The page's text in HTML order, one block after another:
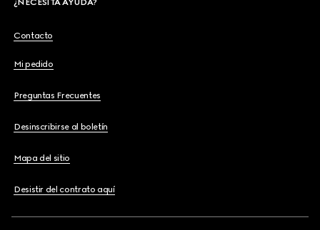
¿NECESITA AYUDA?
Contacto
Mi pedido
Preguntas Frecuentes
Desinscribirse al boletín
Mapa del sitio
Desistir del contrato aquí